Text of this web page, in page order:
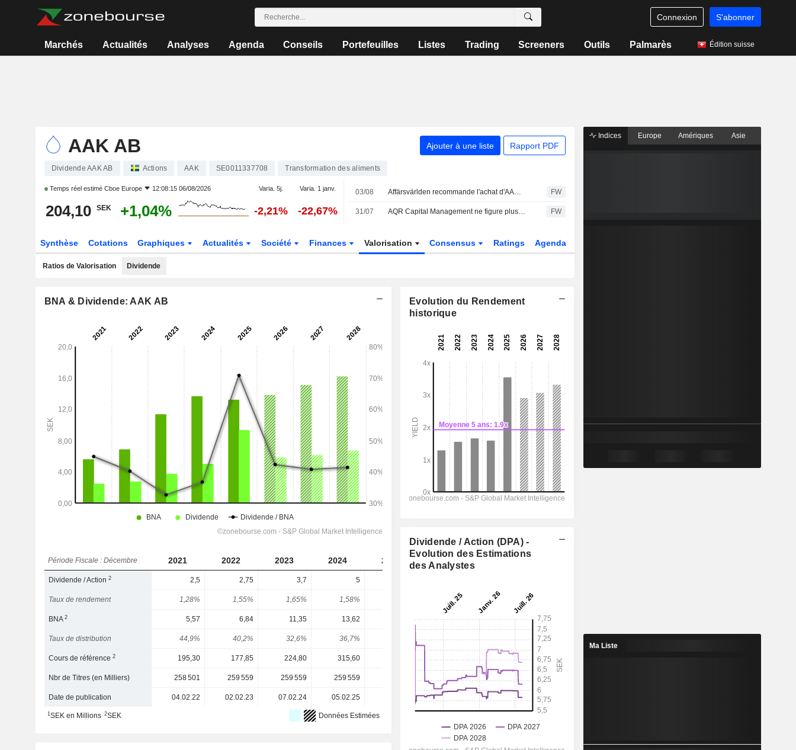
Connexion S'abonner
Marchés Actualités Analyses Agenda Conseils Portefeuilles Listes Trading Screeners Outils Palmarès Édition suisse
AAK AB Ajouter à une liste Rapport PDF
Dividende AAK AB Actions AAK SE0011337708 Transformation des aliments
Temps réel estimé Cboe Europe 12:08:15 06/08/2026 Varia. 5j. Varia. 1 janv.
204,10 SEK +1,04% -2,21% -22,67%
03/08 Affärsvärlden recommande l'achat d'AAK : un potentiel de hausse de près de 20 % identifié FW
31/07 AQR Capital Management ne figure plus parmi les vendeurs à découvert déclarés d'AAK FW
Synthèse Cotations Graphiques Actualités Société Finances Valorisation Consensus Ratings Agenda
Ratios de Valorisation Dividende
BNA & Dividende: AAK AB
Période Fiscale : Décembre 2021 2022 2023 2024 2025 2026
Dividende / Action2 2,5 2,75 3,7 5
Taux de rendement 1,28% 1,55% 1,65% 1,58% 2,89%
BNA2 5,57 6,84 11,35 13,62 13,79 15,1
Taux de distribution 44,9% 40,2% 32,6% 36,7% 42,3% 40,8%
Cours de référence2 195,30 177,85 224,80 315,60 202,00 202,00 202,00
Nbr de Titres (en Milliers) 258 501 259 559 259 559 259 559 260 928 -
Date de publication 04.02.22 02.02.23 07.02.24 05.02.25 -
1SEK en Millions 2SEK Données Estimées
Evolution du Rendement
historique
Dividende / Action (DPA) -
Evolution des Estimations
des Analystes
Indices Europe Amériques Asie
Ma Liste